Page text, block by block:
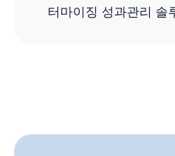
터마이징 성과관리 솔